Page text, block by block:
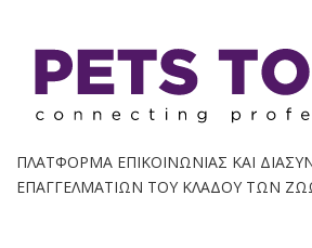
ΠΛΑΤΦΟΡΜΑ ΕΠΙΚΟΙΝΩΝΙΑΣ ΚΑΙ
ΕΠΑΓΓΕΛΜΑΤΙΩΝ ΤΟΥ ΚΛΑΔΟΥ ΤΩΝ